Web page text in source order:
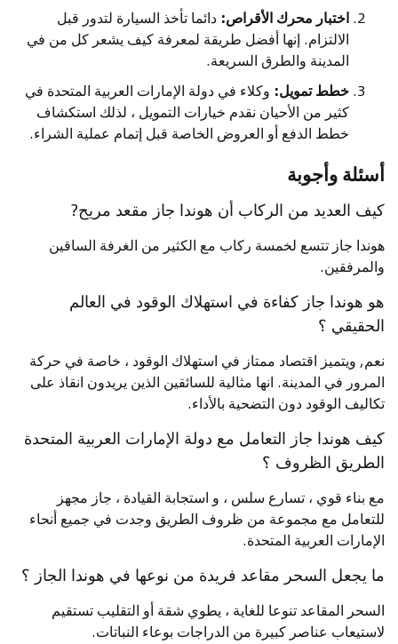
اختبار محرك الأقراص: دائما تأخذ السيارة لتدور قبل
الالتزام. إنها أفضل طريقة لمعرفة كيف يشعر كل من في
المدينة والطرق السريعة.
خطط تمويل: وكلاء في دولة الإمارات العربية المتحدة في
كثير من الأحيان نقدم خيارات التمويل ، لذلك استكشاف
خطط الدفع أو العروض الخاصة قبل إتمام عملية الشراء.
أسئلة وأجوبة
كيف العديد من الركاب أن هوندا جاز مقعد مريح?
هوندا جاز تتسع لخمسة ركاب مع الكثير من الغرفة الساقين
والمرفقين.
هو هوندا جاز كفاءة في استهلاك الوقود في العالم
الحقيقي ؟
نعم, ويتميز اقتصاد ممتاز في استهلاك الوقود ، خاصة في حركة
المرور في المدينة. انها مثالية للسائقين الذين يريدون انقاذ على
تكاليف الوقود دون التضحية بالأداء.
كيف هوندا جاز التعامل مع دولة الإمارات العربية المتحدة
الطريق الظروف ؟
مع بناء قوي ، تسارع سلس ، و استجابة القيادة ، جاز مجهز
للتعامل مع مجموعة من ظروف الطريق وجدت في جميع أنحاء
الإمارات العربية المتحدة.
ما يجعل السحر مقاعد فريدة من نوعها في هوندا الجاز ؟
السحر المقاعد تنوعا للغاية ، يطوي شقة أو التقليب تستقيم
لاستيعاب عناصر كبيرة من الدراجات بوعاء النباتات.